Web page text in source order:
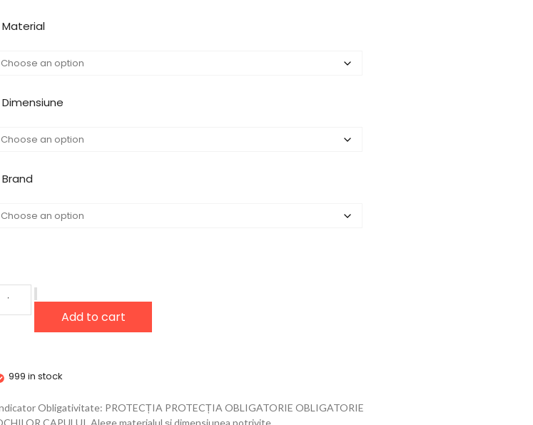
Material
Dimensiune
Brand
Add to cart
999 in stock
Obligativitate: PROTECȚIA PROTECȚIA OBLIGATORIE OBLIGATORIE
CAPULUI. Alege materialul și dimensiunea potrivite.